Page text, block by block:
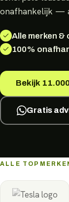
onafhankelijk —
Alle merken
100%
Bekijk
Gratis
ALLE